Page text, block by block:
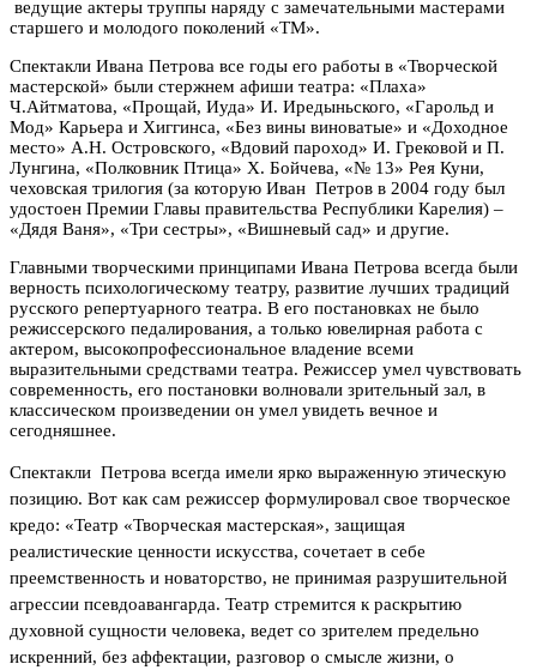
ведущие актеры труппы наряду с замечательными мастерами
старшего и молодого поколений «ТМ».
Спектакли Ивана Петрова все годы его работы в «Творческой
мастерской» были стержнем афиши театра: «Плаха»
Ч.Айтматова, «Прощай, Иуда» И. Иредыньского, «Гарольд и
Мод» Карьера и Хиггинса, «Без вины виноватые» и «Доходное
место» А.Н. Островского, «Вдовий пароход» И. Грековой и П.
Лунгина, «Полковник Птица» Х. Бойчева, «№ 13» Рея Куни,
чеховская трилогия (за которую Иван Петров в 2004 году был
удостоен Премии Главы правительства Республики Карелия) –
«Дядя Ваня», «Три сестры», «Вишневый сад» и другие.
Главными творческими принципами Ивана Петрова всегда были
верность психологическому театру, развитие лучших традиций
русского репертуарного театра. В его постановках не было
режиссерского педалирования, а только ювелирная работа с
актером, высокопрофессиональное владение всеми
выразительными средствами театра. Режиссер умел чувствовать
современность, его постановки волновали зрительный зал, в
классическом произведении он умел увидеть вечное и
сегодняшнее.
Спектакли Петрова всегда имели ярко выраженную этическую
позицию. Вот как сам режиссер формулировал свое творческое
кредо: «Театр «Творческая мастерская», защищая
реалистические ценности искусства, сочетает в себе
преемственность и новаторство, не принимая разрушительной
агрессии псевдоавангарда. Театр стремится к раскрытию
духовной сущности человека, ведет со зрителем предельно
искренний, без аффектации, разговор о смысле жизни, о